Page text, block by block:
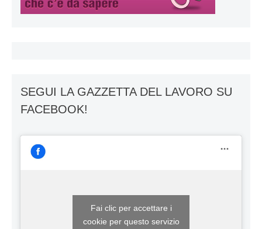
SEGUI LA GAZZETTA DEL LAVORO SU
FACEBOOK!
Fai clic per accettare i
cookie per questo servizio